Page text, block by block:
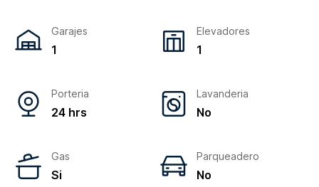
Garajes
1
Elevadores
1
Porteria
24 hrs
Lavanderia
No
Gas
Si
Parqueadero
No